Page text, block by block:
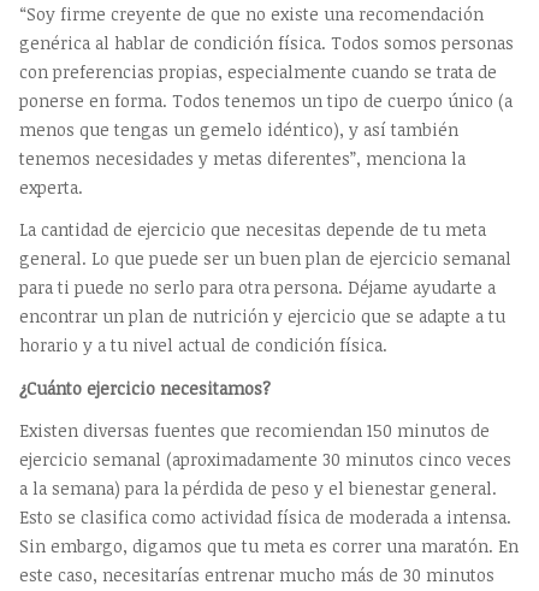
“Soy firme creyente de que no existe una recomendación
genérica al hablar de condición física. Todos somos personas
con preferencias propias, especialmente cuando se trata de
ponerse en forma. Todos tenemos un tipo de cuerpo único (a
menos que tengas un gemelo idéntico), y así también
tenemos necesidades y metas diferentes”, menciona la
experta.
La cantidad de ejercicio que necesitas depende de tu meta
general. Lo que puede ser un buen plan de ejercicio semanal
para ti puede no serlo para otra persona. Déjame ayudarte a
encontrar un plan de nutrición y ejercicio que se adapte a tu
horario y a tu nivel actual de condición física.
¿Cuánto ejercicio necesitamos?
Existen diversas fuentes que recomiendan 150 minutos de
ejercicio semanal (aproximadamente 30 minutos cinco veces
a la semana) para la pérdida de peso y el bienestar general.
Esto se clasifica como actividad física de moderada a intensa.
Sin embargo, digamos que tu meta es correr una maratón. En
este caso, necesitarías entrenar mucho más de 30 minutos